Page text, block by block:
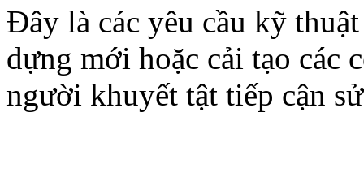
Đây là các yêu cầu kỹ
dựng mới hoặc cải tạo các
người khuyết tật tiếp cận